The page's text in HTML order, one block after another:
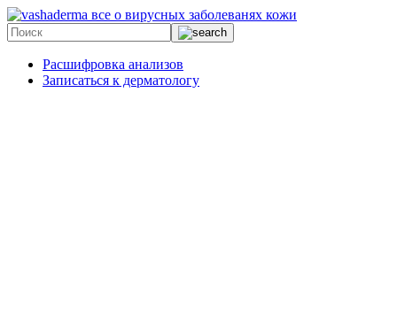
все о вирусных заболеванях кожи
Расшифровка анализов
Записаться к дерматологу